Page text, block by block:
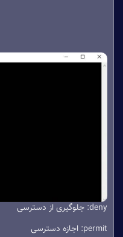
deny: جلوگیری از دسترسی
permit: اجازه دسترسی